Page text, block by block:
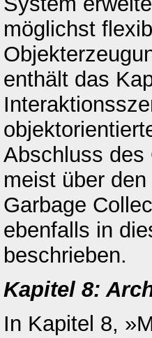
möglichst
enthält das
Abschluss des
meist über
Garbage
ebenfalls in
beschrieben.
Kapitel 8:
In Kapitel 8,